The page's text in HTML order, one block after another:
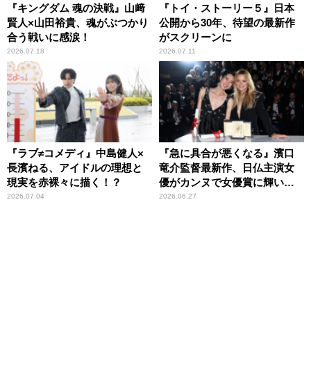
『キングダム 魂の決戦』山﨑
賢人×山田裕貴、魂がぶつかり
合う戦いに感涙！
2026.07.18
『トイ・ストーリー５』日本
公開から30年、待望の最新作
がスクリーンに
2026.07.11
『ラブ≠コメディ』中島健人×
長濱ねる、アイドルの理想と
現実を赤裸々に描く！？
2026.07.04
『急に具合が悪くなる』濱口
竜介監督最新作、日仏主演女
優がカンヌで女優賞に輝いた
話題作
2026.06.27